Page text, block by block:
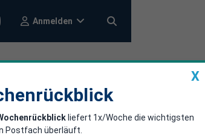
Anmelden
X
liefert 1x/Woche die wichtigsten
Postfach überläuft.